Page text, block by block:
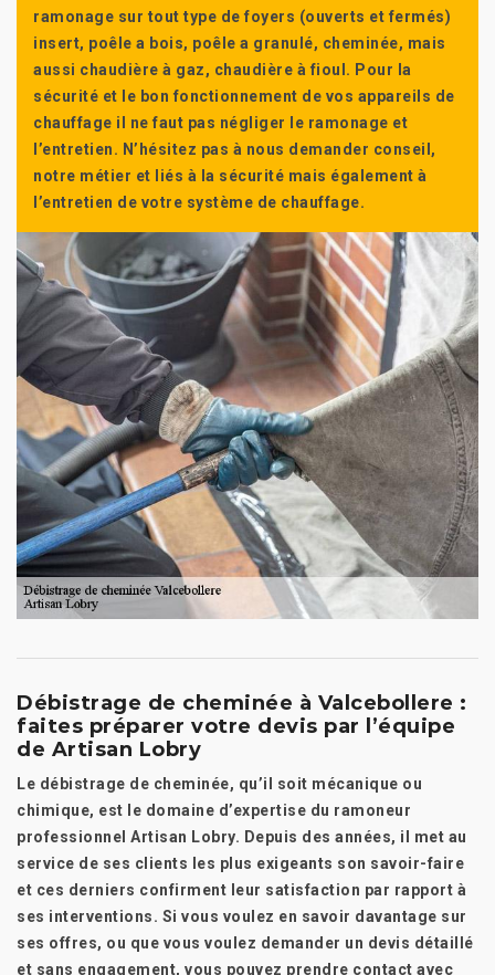
ramonage sur tout type de foyers (ouverts et fermés)
insert, poêle a bois, poêle a granulé, cheminée, mais
aussi chaudière à gaz, chaudière à fioul. Pour la
sécurité et le bon fonctionnement de vos appareils de
chauffage il ne faut pas négliger le ramonage et
l’entretien. N’hésitez pas à nous demander conseil,
notre métier et liés à la sécurité mais également à
l’entretien de votre système de chauffage.
Débistrage de cheminée à Valcebollere :
faites préparer votre devis par l’équipe
de Artisan Lobry
Le débistrage de cheminée, qu’il soit mécanique ou
chimique, est le domaine d’expertise du ramoneur
professionnel Artisan Lobry. Depuis des années, il met au
service de ses clients les plus exigeants son savoir-faire
et ces derniers confirment leur satisfaction par rapport à
ses interventions. Si vous voulez en savoir davantage sur
ses offres, ou que vous voulez demander un devis détaillé
et sans engagement, vous pouvez prendre contact avec